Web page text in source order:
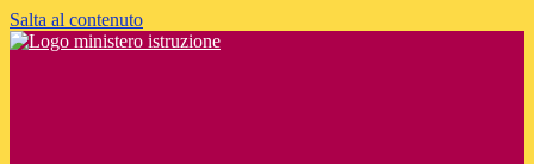
Salta al contenuto